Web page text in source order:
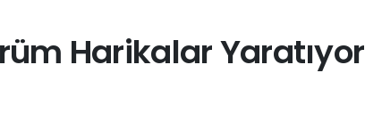
Harikalar Yaratıyor